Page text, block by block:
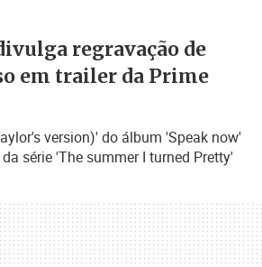
regravação de
em trailer da Prime
version)' do álbum 'Speak now'
série 'The summer I turned Pretty'